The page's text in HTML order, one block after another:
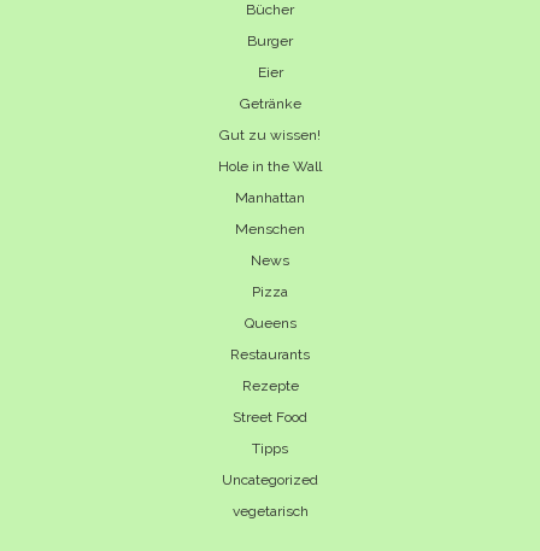
Bücher
Burger
Eier
Getränke
Gut zu wissen!
Hole in the Wall
Manhattan
Menschen
News
Pizza
Queens
Restaurants
Rezepte
Street Food
Tipps
Uncategorized
vegetarisch